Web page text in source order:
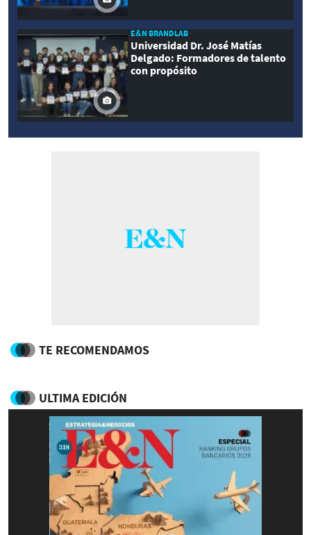
E&N BRANDLAB
Universidad Dr. José Matías
Delgado: Formadores de talento
con propósito
TE RECOMENDAMOS
ULTIMA EDICIÓN